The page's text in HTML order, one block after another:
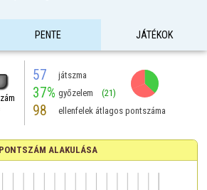
PENTE JÁTÉKOK
57 játszma
37% győzelem (21)
98 ellenfelek átlagos pontszáma
PONTSZÁM ALAKULÁSA